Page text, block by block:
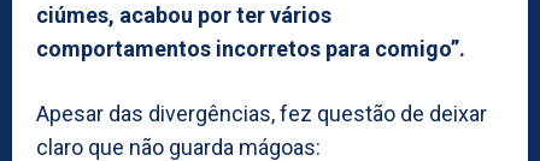
ciúmes, acabou por ter vários
comportamentos incorretos para comigo”.
Apesar das divergências, fez questão de deixar
claro que não guarda mágoas: